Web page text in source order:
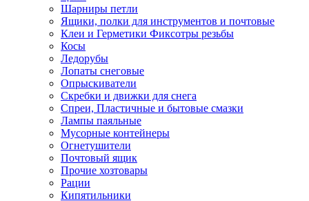
Шарниры петли
Ящики, полки для инструментов и почтовые
Клеи и Герметики Фиксотры резьбы
Косы
Ледорубы
Лопаты снеговые
Опрыскиватели
Скребки и движки для снега
Спреи, Пластичные и бытовые смазки
Лампы паяльные
Мусорные контейнеры
Огнетушители
Почтовый ящик
Прочие хозтовары
Рации
Кипятильники